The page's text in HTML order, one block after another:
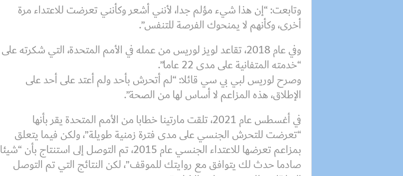
وتابعت: “إن هذا شيء مؤلم جدا، لأنني أشعر وكأنني تعرضت للاعتداء مرة
أخرى، وكأنهم لا يمنحوك الفرصة للتنفس”.
وفي عام 2018، تقاعد لويز لوريس من عمله في الأمم المتحدة، التي شكرته على
“خدمته المتفانية على مدى 22 عاما”.
وصرح لوريس لبي بي سي قائلا: “لم أتحرش بأحد ولم أعتد على أحد على
الإطلاق، هذه المزاعم لا أساس لها من الصحة”.
في أغسطس عام 2021، تلقت مارتينا خطابا من الأمم المتحدة يقر بأنها
“تعرضت للتحرش الجنسي على مدى فترة زمنية طويلة”، ولكن فيما يتعلق
بمزاعم تعرضها للاعتداء الجنسي عام 2015، تم التوصل إلى استنتاج بأن “شيئا
صادما حدث لك يتوافق مع روايتك للموقف”، لكن النتائج التي تم التوصل